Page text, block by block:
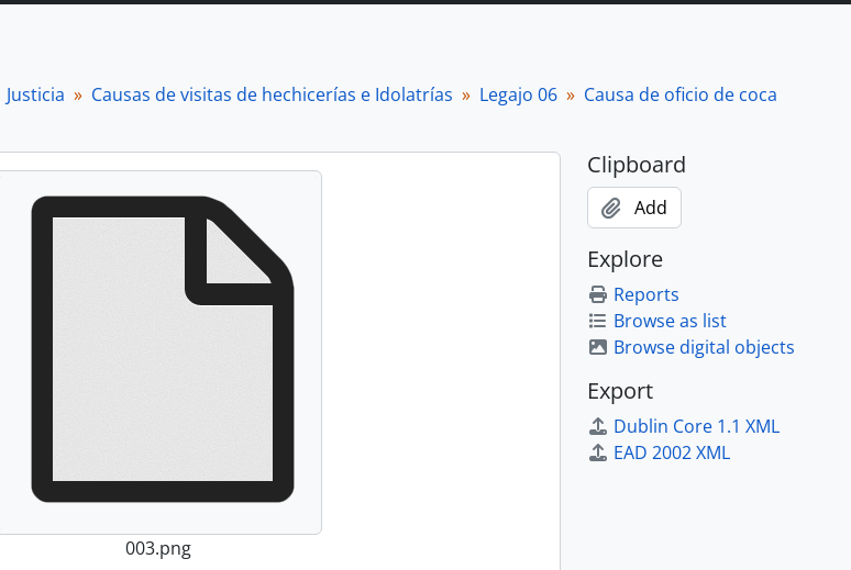
Justicia Causas de visitas de hechicerías e Idolatrías Legajo 06
Causa de oficio de coca
003.png
Clipboard
Add
Explore
Reports
Browse as list
Browse digital objects
Export
Dublin Core 1.1 XML
EAD 2002 XML